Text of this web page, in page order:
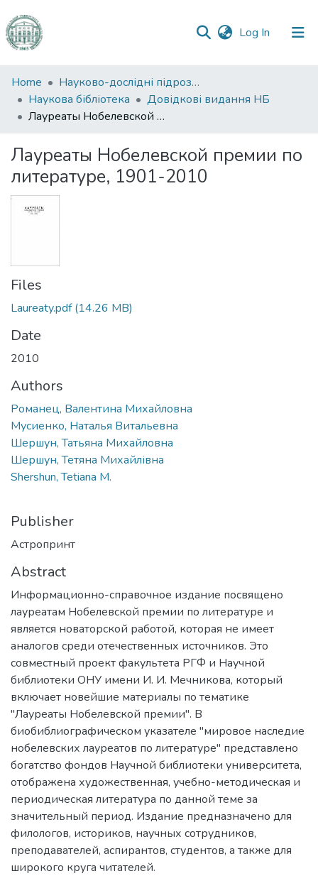
Log In (current)
Communities
&
Collections
Statistics
Home
Науково-дослідні підрозділи
Наукова бібліотека
Довідкові видання НБ
Лауреаты Нобелевской премии по литературе, 1901-2010
Лауреаты Нобелевской премии по
литературе, 1901-2010
Files
Laureaty.pdf(14.26 MB)
Date
2010
Authors
Романец, Валентина Михайловна
Мусиенко, Наталья Витальевна
Шершун, Татьяна Михайловна
Шершун, Тетяна Михайлівна
Shershun, Tetiana M.
Publisher
Астропринт
Abstract
Информационно-справочное издание посвящено
лауреатам Нобелевской премии по литературе и
является новаторской работой, которая не имеет
аналогов среди отечественных источников. Это
совместный проект факультета РГФ и Научной
библиотеки ОНУ имени И. И. Мечникова, который
включает новейшие материалы по тематике
"Лауреаты Нобелевской премии". В
биобиблиографическом указателе "мировое наследие
нобелевских лауреатов по литературе" представлено
богатство фондов Научной библиотеки университета,
отображена художественная, учебно-методическая и
периодическая литература по данной теме за
значительный период. Издание предназначено для
филологов, историков, научных сотрудников,
преподавателей, аспирантов, студентов, а также для
широкого круга читателей.